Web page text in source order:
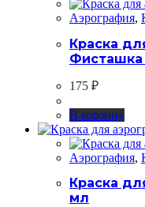
Аэрография,
Краска
175 ₽
В корзину
Аэрография,
Краска
мл